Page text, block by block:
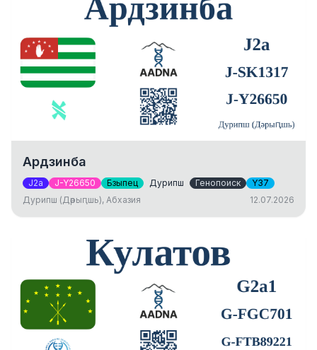
Ардзинба
J2a J-Y26650 Бзыпец Дурипш Генопоиск
Y37
Дурипш (Дәрыԥшь), Абхазия
12.07.2026